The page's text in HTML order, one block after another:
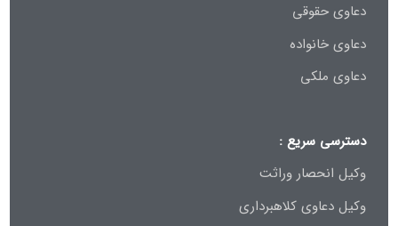
دعاوی حقوقی
دعاوی خانواده
دعاوی ملکی
دسترسی سریع :
وکیل انحصار وراثت
وکیل دعاوی کلاهبرداری